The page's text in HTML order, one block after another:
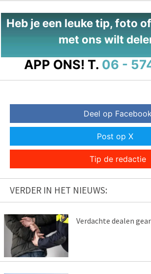
Heb je een leuke tip, foto
met ons wilt
APP ONS! T. 06 -
Deel op
Post op X
Tip de redactie
VERDER IN HET NIEUWS:
Verdachte dealen